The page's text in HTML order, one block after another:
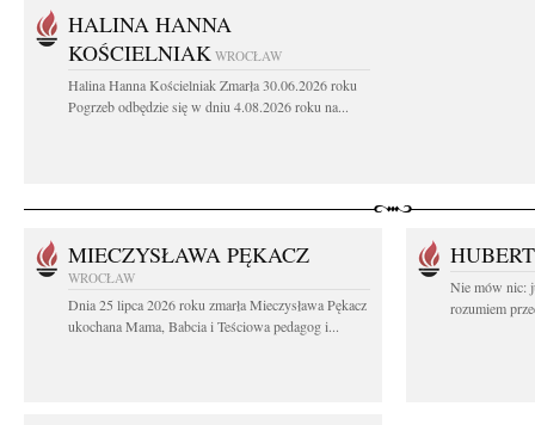
HALINA HANNA
KOŚCIELNIAK WROCŁAW
Halina Hanna Kościelniak Zmarła 30.06.2026 roku
Pogrzeb odbędzie się w dniu 4.08.2026 roku na...
MIECZYSŁAWA PĘKACZ
WROCŁAW
Dnia 25 lipca 2026 roku zmarła Mieczysława Pękacz
ukochana Mama, Babcia i Teściowa pedagog i...
Nie mów nic:
rozumiem